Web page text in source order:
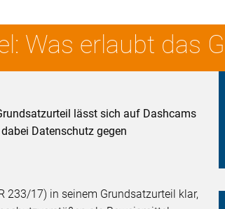
Was erlaubt das
lässt sich auf Dashcams
Datenschutz gegen
233/17) in seinem Grundsatzurteil klar,